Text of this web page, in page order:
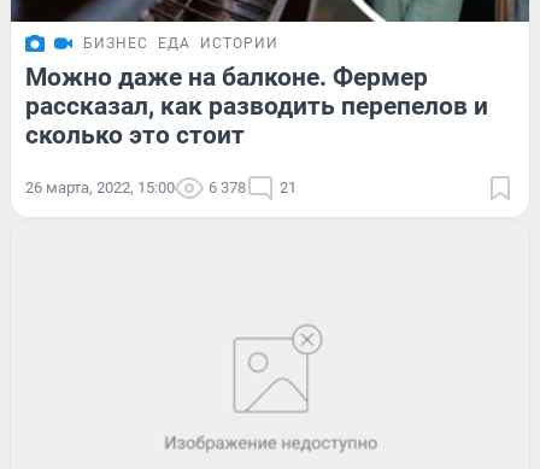
БИЗНЕС ЕДА ИСТОРИИ
Можно даже на балконе. Фермер
рассказал, как разводить перепелов и
сколько это стоит
26 марта, 2022, 15:00 6 378 21